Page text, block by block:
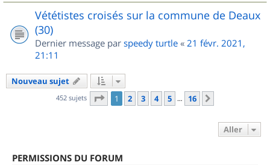
Vététistes croisés sur la commune de Deaux
(30)
Dernier message par speedy turtle « 21 févr. 2021,
21:11
Nouveau sujet
452 sujets Page 1sur
1 2 3 4 5 … 16
Aller
PERMISSIONS DU FORUM